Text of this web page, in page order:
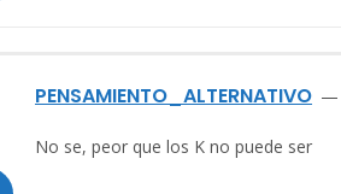
PENSAMIENTO_ALTERNATIVO
No se, peor que los K no puede ser